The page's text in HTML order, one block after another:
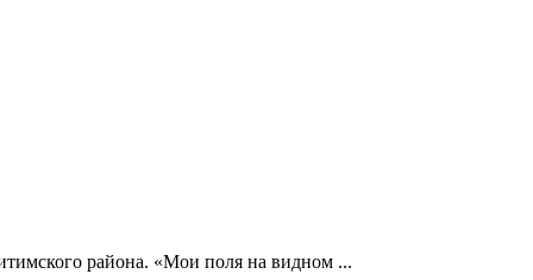
района. «Мои поля на видном ...